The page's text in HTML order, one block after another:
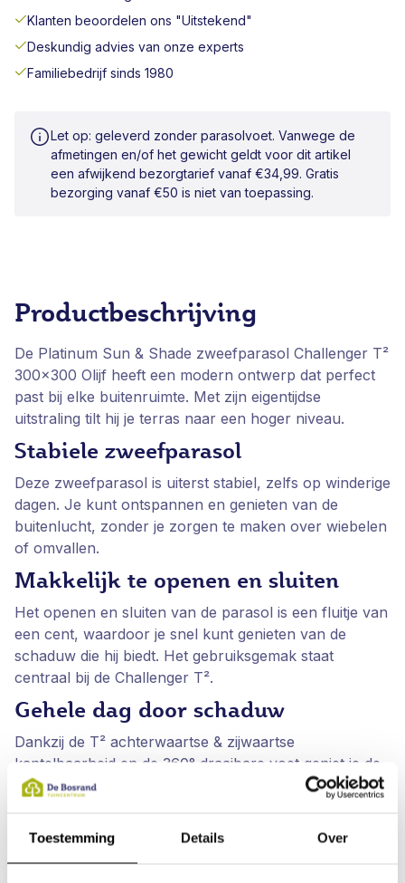
Toestemming Details Over
Productbeschrijving
De Platinum Sun & Shade zweefparasol Challenger T²
300x300 Olijf heeft een modern ontwerp dat perfect
past bij elke buitenruimte. Met zijn eigentijdse
uitstraling tilt hij je terras naar een hoger niveau.
Stabiele zweefparasol
Deze zweefparasol is uiterst stabiel, zelfs op winderige
dagen. Je kunt ontspannen en genieten van de
buitenlucht, zonder je zorgen te maken over wiebelen
of omvallen.
Makkelijk te openen en sluiten
Het openen en sluiten van de parasol is een fluitje van
een cent, waardoor je snel kunt genieten van de
schaduw die hij biedt. Het gebruiksgemak staat
centraal bij de Challenger T².
Gehele dag door schaduw
Dankzij de T² achterwaartse & zijwaartse
kantelbaarheid en de 360° draaibare voet geniet je de
hele dag door van schaduw, zonder de parasol te
ook zit.
Goede kwaliteit doek
Klanten beoordelen ons "Uitstekend"
Deskundig advies van onze experts
Familiebedrijf sinds 1980
Let op: geleverd zonder parasolvoet. Vanwege de
afmetingen en/of het gewicht geldt voor dit artikel
een afwijkend bezorgtarief vanaf €34,99. Gratis
bezorging vanaf €50 is niet van toepassing.